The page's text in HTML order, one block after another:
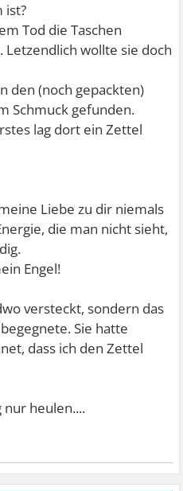
ist?
Tod die Taschen
Letzendlich wollte sie doch
den (noch gepackten)
Schmuck gefunden.
lag dort ein Zettel
Liebe zu dir niemals
die man nicht sieht,
Engel!
versteckt, sondern das
Sie hatte
dass ich den Zettel
nur heulen....